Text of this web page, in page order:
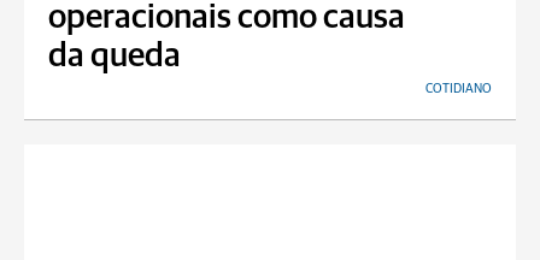
operacionais como causa
da queda
COTIDIANO